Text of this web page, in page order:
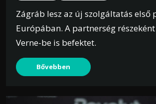
Zágráb lesz az új szolgáltatás első
Európában. A partnerség
Verne-be is befektet.
Bővebben